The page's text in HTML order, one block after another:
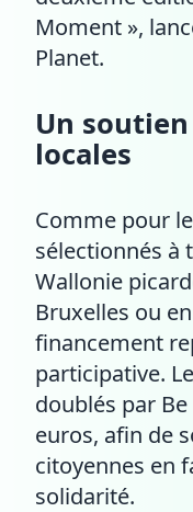
Moment »,
Planet.
Un
locales
Comme pour
sélectionnés à
Wallonie
Bruxelles ou
financement
participative.
doublés par Be
euros, afin de
citoyennes en
solidarité.